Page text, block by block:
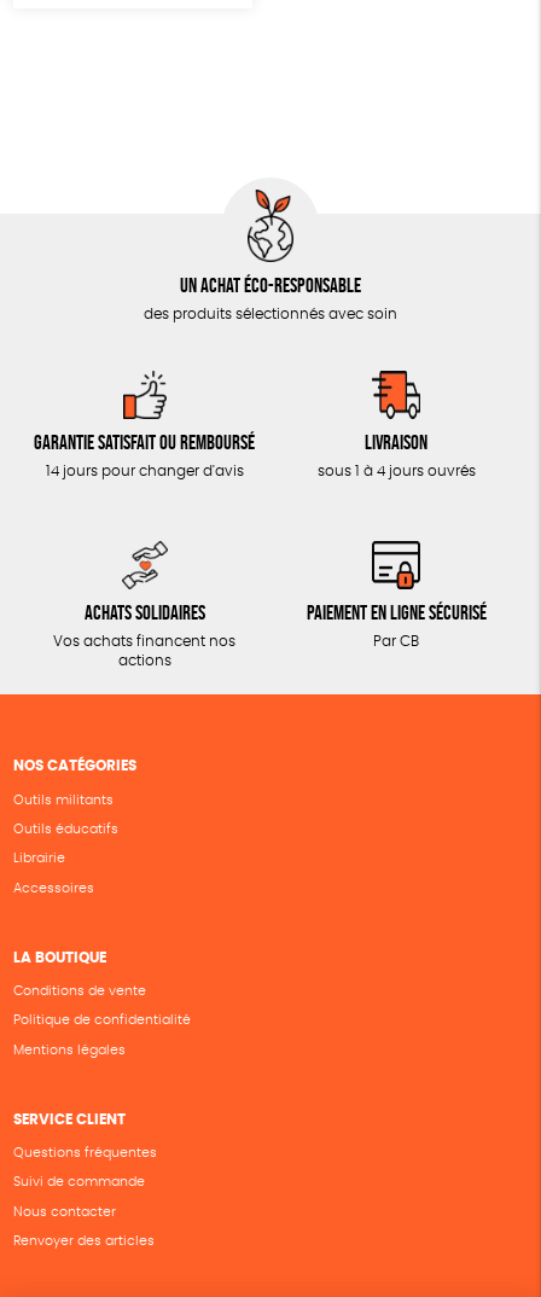
Un achat éco-responsable
des produits sélectionnés avec soin
Garantie satisfait ou remboursé
14 jours pour changer d'avis
Livraison
sous 1 à 4 jours ouvrés
Achats solidaires
Vos achats financent nos
actions
Paiement en ligne sécurisé
Par CB
NOS CATÉGORIES
Outils militants
Outils éducatifs
Librairie
Accessoires
LA BOUTIQUE
Conditions de vente
Politique de confidentialité
Mentions légales
SERVICE CLIENT
Questions fréquentes
Suivi de commande
Nous contacter
Renvoyer des articles